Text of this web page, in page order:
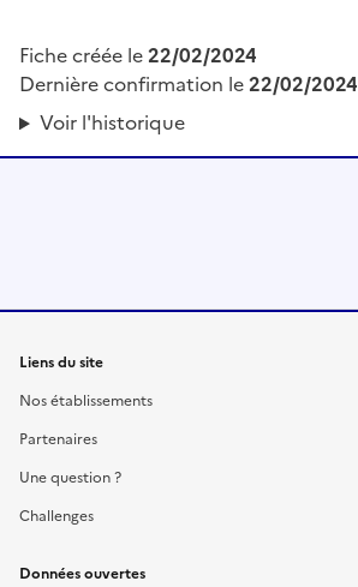
Fiche créée le22/02/2024
Dernière confirmation le22/02/2024
Voir l'historique
Liens du site
Nos établissements
Partenaires
Une question ?
Challenges
Données ouvertes